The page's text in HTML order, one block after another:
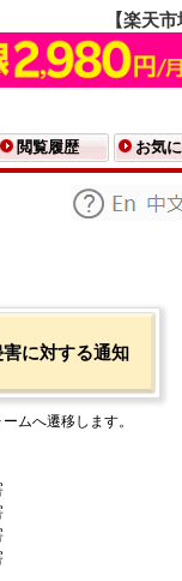
【楽天
閲覧履歴 お気
に対する通知
ームへ遷移します。